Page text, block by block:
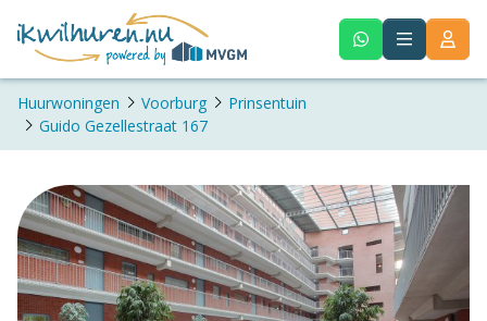
Huurwoningen Voorburg
Prinsentuin
Guido Gezellestraat 167